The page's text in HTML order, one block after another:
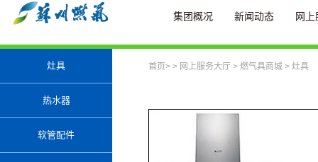
集团概况 新闻动态 网
灶具
热水器
软管配件
首页> > 网上服务大厅 > 燃气具商城 > 灶具